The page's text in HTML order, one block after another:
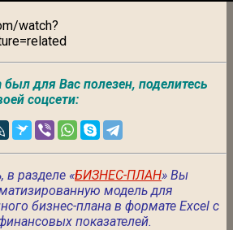
watch?
был для Вас полезен, поделитесь
соцсети:
в разделе «БИЗНЕС-ПЛАН» Вы
модель для
бизнес-плана в формате Excel с
показателей.